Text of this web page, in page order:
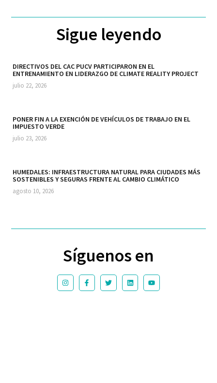
Sigue leyendo
DIRECTIVOS DEL CAC PUCV PARTICIPARON EN EL
ENTRENAMIENTO EN LIDERAZGO DE CLIMATE REALITY PROJECT
julio 22, 2026
PONER FIN A LA EXENCIÓN DE VEHÍCULOS DE TRABAJO EN EL
IMPUESTO VERDE
julio 23, 2026
HUMEDALES: INFRAESTRUCTURA NATURAL PARA CIUDADES MÁS
SOSTENIBLES Y SEGURAS FRENTE AL CAMBIO CLIMÁTICO
agosto 10, 2026
Síguenos en